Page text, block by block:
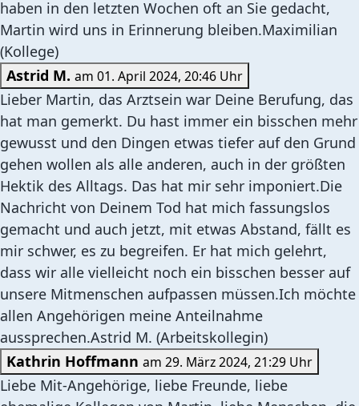
haben in den letzten Wochen oft an Sie gedacht,
Martin wird uns in Erinnerung bleiben.Maximilian
(Kollege)
Astrid M.
am 01. April 2024, 20:46 Uhr
Lieber Martin, das Arztsein war Deine Berufung, das
hat man gemerkt. Du hast immer ein bisschen mehr
gewusst und den Dingen etwas tiefer auf den Grund
gehen wollen als alle anderen, auch in der größten
Hektik des Alltags. Das hat mir sehr imponiert.Die
Nachricht von Deinem Tod hat mich fassungslos
gemacht und auch jetzt, mit etwas Abstand, fällt es
mir schwer, es zu begreifen. Er hat mich gelehrt,
dass wir alle vielleicht noch ein bisschen besser auf
unsere Mitmenschen aufpassen müssen.Ich möchte
allen Angehörigen meine Anteilnahme
aussprechen.Astrid M. (Arbeitskollegin)
Kathrin Hoffmann
am 29. März 2024, 21:29 Uhr
Liebe Mit-Angehörige, liebe Freunde, liebe